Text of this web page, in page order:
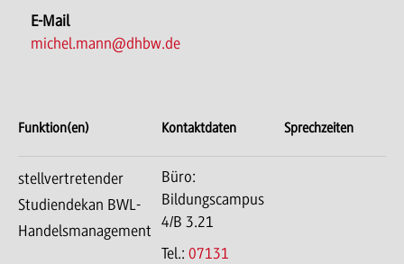
E-Mail
michel.mann@dhbw.de
Funktion(en) Kontaktdaten Sprechzeiten
stellvertretender
Studiendekan BWL-
Handelsmanagement
Büro:
Bildungscampus
4/B 3.21
Tel.: 07131